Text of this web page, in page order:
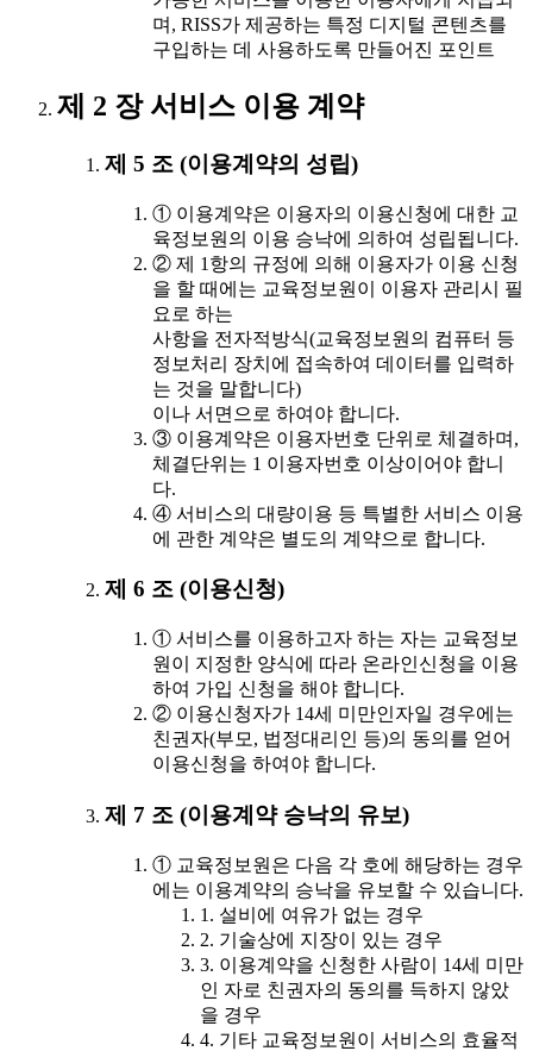
며, RISS가 제공하는 특정 디지털 콘텐츠를
구입하는 데 사용하도록 만들어진 포인트
제 2 장 서비스 이용 계약
제 5 조 (이용계약의 성립)
① 이용계약은 이용자의 이용신청에 대한 교
육정보원의 이용 승낙에 의하여 성립됩니다.
② 제 1항의 규정에 의해 이용자가 이용 신청
을 할 때에는 교육정보원이 이용자 관리시 필
요로 하는
사항을 전자적방식(교육정보원의 컴퓨터 등
정보처리 장치에 접속하여 데이터를 입력하
는 것을 말합니다)
이나 서면으로 하여야 합니다.
③ 이용계약은 이용자번호 단위로 체결하며,
체결단위는 1 이용자번호 이상이어야 합니
다.
④ 서비스의 대량이용 등 특별한 서비스 이용
에 관한 계약은 별도의 계약으로 합니다.
제 6 조 (이용신청)
① 서비스를 이용하고자 하는 자는 교육정보
원이 지정한 양식에 따라 온라인신청을 이용
하여 가입 신청을 해야 합니다.
② 이용신청자가 14세 미만인자일 경우에는
친권자(부모, 법정대리인 등)의 동의를 얻어
이용신청을 하여야 합니다.
제 7 조 (이용계약 승낙의 유보)
① 교육정보원은 다음 각 호에 해당하는 경우
에는 이용계약의 승낙을 유보할 수 있습니다.
1. 설비에 여유가 없는 경우
2. 기술상에 지장이 있는 경우
3. 이용계약을 신청한 사람이 14세 미만
인 자로 친권자의 동의를 득하지 않았
을 경우
4. 기타 교육정보원이 서비스의 효율적